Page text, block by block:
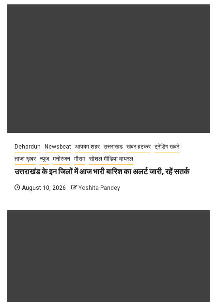
Dehardun Newsbeat आपका शहर उत्तराखंड खबर हटकर ट्रेंडिंग खबरें
ताज़ा ख़बर न्यूज़ मनोरंजन मौसम सोशल मीडिया वायरल
उत्तराखंड के इन जिलों में आज भारी बारिश का अलर्ट जारी, रहें सतर्क
August 10, 2026 Yoshita Pandey